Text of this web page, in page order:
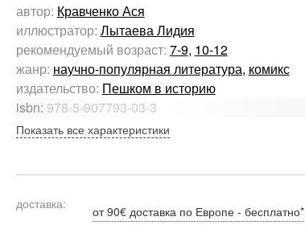
автор: Кравченко Ася
иллюстратор: Лытаева Лидия
рекомендуемый возраст: 7-9, 10-12
жанр: научно-популярная литература, комикс
издательство: Пешком в историю
isbn: 978-5-907793-03-3
Показать все характеристики
доставка:
от 90€ доставка по Европе - бесплатно*